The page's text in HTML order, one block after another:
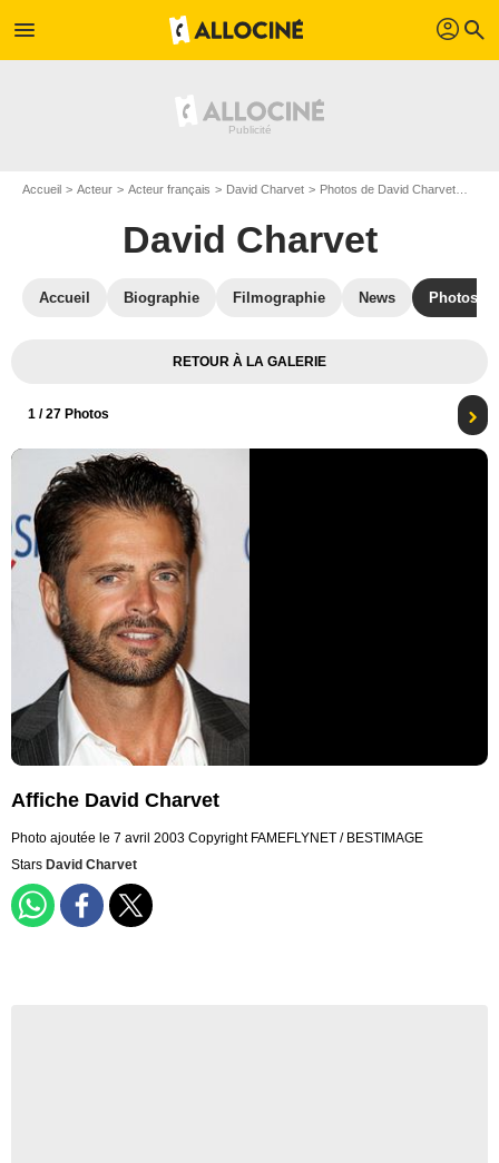
menu profil search
Accueil Acteur Acteur français David Charvet Photos de David Charvet
David Charvet
Accueil Biographie Filmographie News Photos
RETOUR À LA GALERIE
1 / 27 Photos
Affiche David Charvet
Photo ajoutée le 7 avril 2003 Copyright FAMEFLYNET / BESTIMAGE
Stars David Charvet